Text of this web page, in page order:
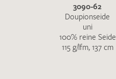
3090-62
Doupionseide
uni
100% reine Seide
115 g/lfm, 137 cm